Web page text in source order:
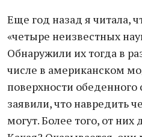
Еще год назад я читала,
«четыре неизвестных
Обнаружили их тогда в
числе в американском
поверхности обеденного
заявили, что навредить
могут. Более того, от них